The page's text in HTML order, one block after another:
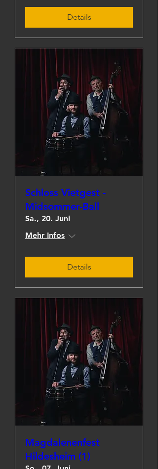
Details
Schloss Vietgest -
Midsommer-Ball
Sa., 20. Juni
Mehr Infos
Details
Magdalenenfest
Hildesheim (1)